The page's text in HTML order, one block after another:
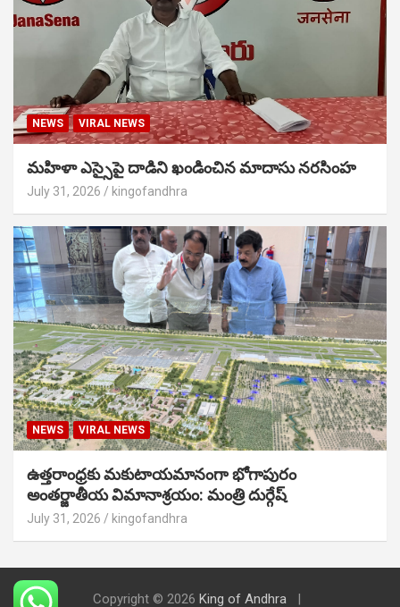
NEWS VIRAL NEWS
మహిళా ఎస్సైపై దాడిని ఖండించిన మాదాసు నరసింహ
July 31, 2026 kingofandhra
NEWS VIRAL NEWS
ఉత్తరాంధ్రకు మకుటాయమానంగా భోగాపురం
అంతర్జాతీయ విమానాశ్రయం: మంత్రి దుర్గేష్
July 31, 2026 kingofandhra
Copyright © 2026 King of Andhra